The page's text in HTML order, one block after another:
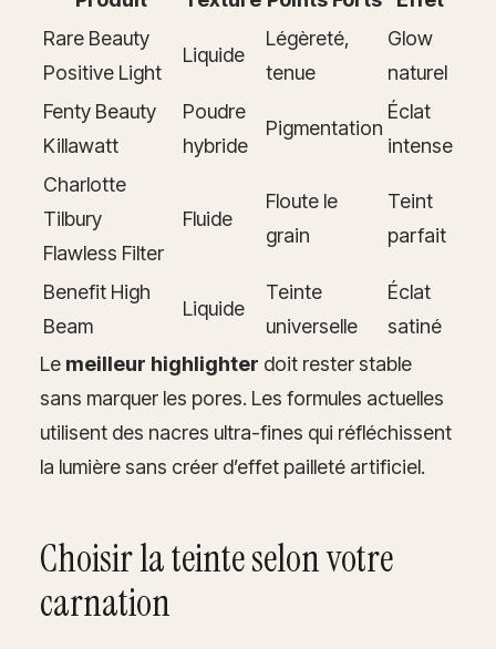
Rare Beauty
Positive Light
Liquide
Légèreté,
tenue
Glow
naturel
Fenty Beauty
Killawatt
Poudre
hybride
Pigmentation
Éclat
intense
Charlotte
Tilbury
Flawless Filter
Fluide
Floute le
grain
Teint
parfait
Benefit High
Beam
Liquide
Teinte
universelle
Éclat
satiné
Le meilleur highlighter doit rester stable
sans marquer les pores. Les formules actuelles
utilisent des nacres ultra-fines qui réfléchissent
la lumière sans créer d’effet pailleté artificiel.
Choisir la teinte selon votre
carnation